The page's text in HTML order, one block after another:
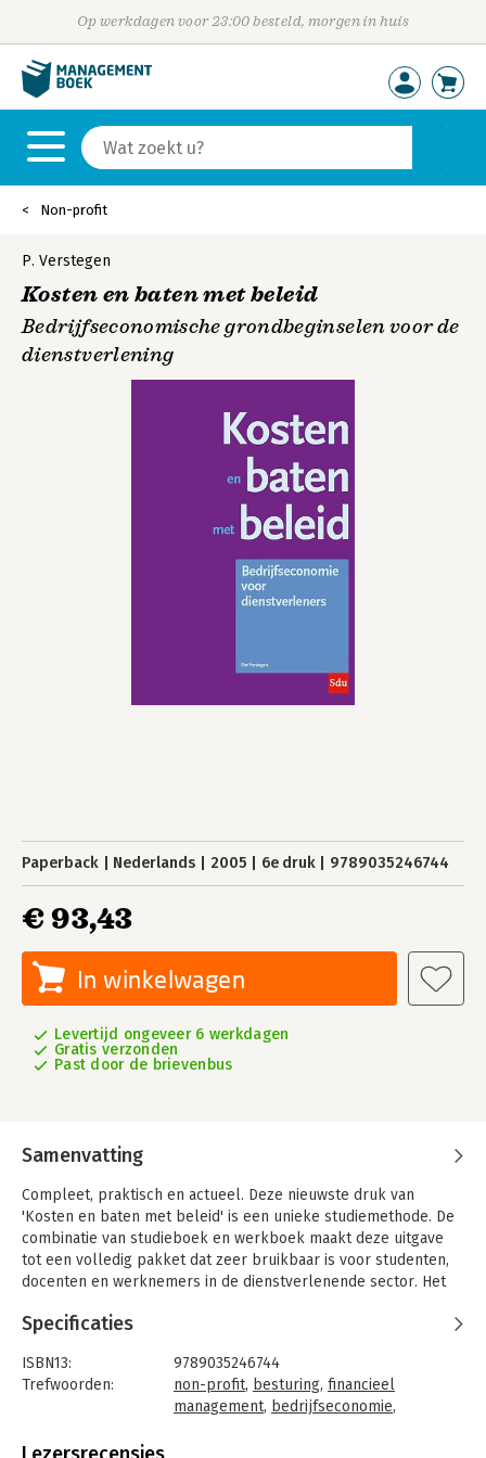
Op werkdagen voor 23:00 besteld, morgen in huis
Non-profit
P. Verstegen
Kosten en baten met beleid
Bedrijfseconomische grondbeginselen voor de
dienstverlening
Paperback Nederlands 2005 6e druk 9789035246744
€ 93,43
In winkelwagen
Levertijd ongeveer 6 werkdagen
Gratis verzonden
Past door de brievenbus
Samenvatting
Compleet, praktisch en actueel. Deze nieuwste druk van
'Kosten en baten met beleid' is een unieke studiemethode. De
combinatie van studieboek en werkboek maakt deze uitgave
tot een volledig pakket dat zeer bruikbaar is voor studenten,
docenten en werknemers in de dienstverlenende sector. Het
dienstverlenende sector en maakt bedrijfseconomische lesstof
Het studieboek
Het studieboek is een inleiding op de belangrijkste
bedrijfseconomische en financiële aspecten van de
Specificaties
ISBN13:
9789035246744
Trefwoorden:
non-profit, besturing, financieel
management, bedrijfseconomie,
Taal: